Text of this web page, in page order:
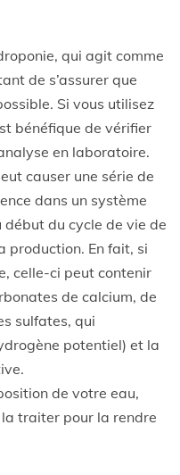
qui agit comme
de s’assurer que
Si vous utilisez
bénéfique de vérifier
en laboratoire.
causer une série de
dans un système
du cycle de vie de
production. En fait, si
celle-ci peut contenir
de calcium, de
sulfates, qui
potentiel) et la
de votre eau,
traiter pour la rendre